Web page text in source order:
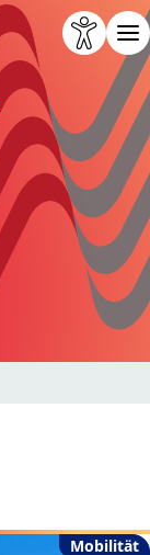
Mobilität